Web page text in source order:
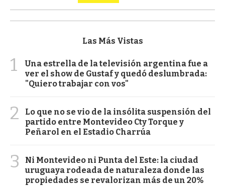
Las Más Vistas
1
Una estrella de la televisión argentina fue a
ver el show de Gustaf y quedó deslumbrada:
"Quiero trabajar con vos"
2
Lo que no se vio de la insólita suspensión del
partido entre Montevideo Cty Torque y
Peñarol en el Estadio Charrúa
3
Ni Montevideo ni Punta del Este: la ciudad
uruguaya rodeada de naturaleza donde las
propiedades se revalorizan más de un 20%